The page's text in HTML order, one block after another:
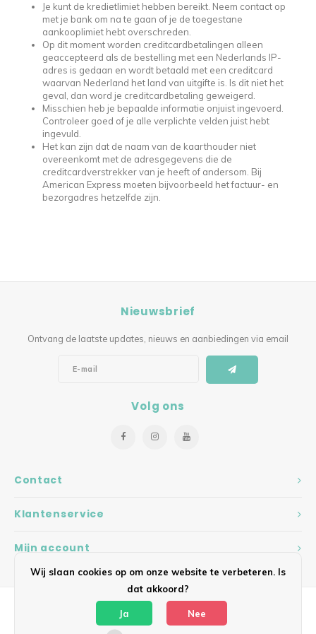
Je kunt de kredietlimiet hebben bereikt. Neem contact op
met je bank om na te gaan of je de toegestane
aankooplimiet hebt overschreden.
Op dit moment worden creditcardbetalingen alleen
geaccepteerd als de bestelling met een Nederlands IP-
adres is gedaan en wordt betaald met een creditcard
waarvan Nederland het land van uitgifte is. Is dit niet het
geval, dan word je creditcardbetaling geweigerd.
Misschien heb je bepaalde informatie onjuist ingevoerd.
Controleer goed of je alle verplichte velden juist hebt
ingevuld.
Het kan zijn dat de naam van de kaarthouder niet
overeenkomt met de adresgegevens die de
creditcardverstrekker van je heeft of andersom. Bij
American Express moeten bijvoorbeeld het factuur- en
bezorgadres hetzelfde zijn.
Contact
Nieuwsbrief
Ontvang de laatste updates, nieuws en aanbiedingen via email
Volg ons
Klantenservice
Mijn account
Wij slaan cookies op om onze website te verbeteren. Is
dat akkoord?
Ja Nee